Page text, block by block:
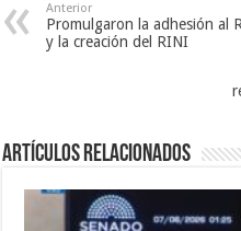
Anterior
Promulgaron la adhesión al
y la creación del RINI
Artículos Relacionados